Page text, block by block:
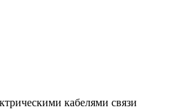
кабелями связи